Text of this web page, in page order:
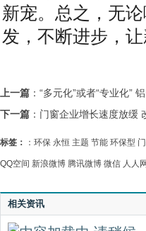
新宠。总之，无
发，不断进步，
上一篇 ： “多元化”或者“专业化”
下一篇 ： 门窗企业增长速度放缓
标签： ： 环保 永恒 主题 节能 环保型
QQ空间 新浪微博 腾讯微博 微信 人人网
相关资讯